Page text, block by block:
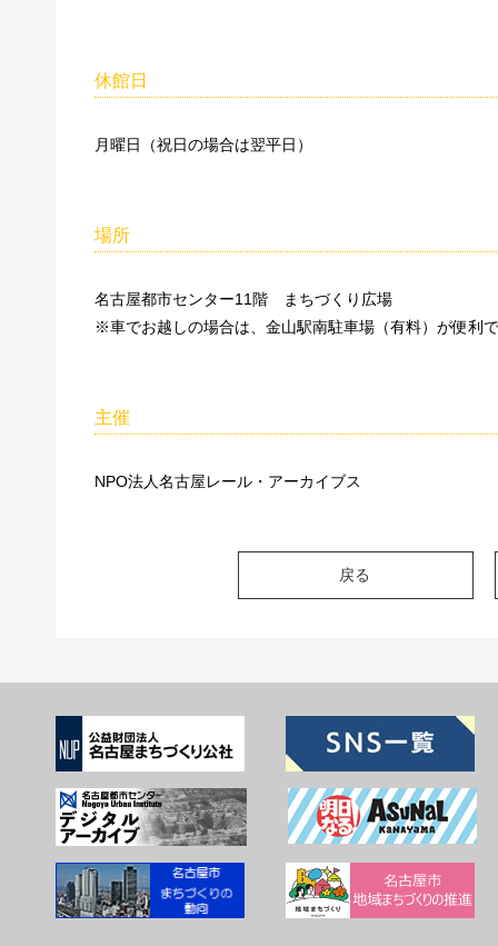
休館日
月曜日（祝日の場合は翌平日）
場所
名古屋都市センター11階 まちづくり広場
※車でお越しの場合は、金山駅南駐車場（有料）が便利
主催
NPO法人名古屋レール・アーカイブス
戻る